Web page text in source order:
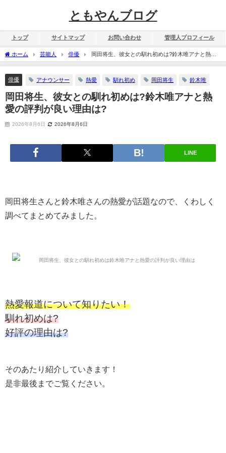
ともやんブログ
トップ サイトマップ お問い合わせ 管理人プロフィール
ホーム 芸能人 俳優
岡田将生、彼女との馴れ初めは?鈴木唯アナと熱愛
の評判が良い理由は?
俳優 アナウンサー 熱愛 馴れ初め 岡田将生 鈴木唯
岡田将生、彼女との馴れ初めは?鈴木唯アナと熱
愛の評判が良い理由は?
2026年8月6日 2026年8月6日
LINE
岡田将生さんと鈴木唯さんの熱愛が話題なので、くわしく
調べてまとめてみました。
熱愛報道について知りたい！
馴れ初めは?
好評の理由は?
そのあたり紹介していきます！
是非最後までご覧ください。